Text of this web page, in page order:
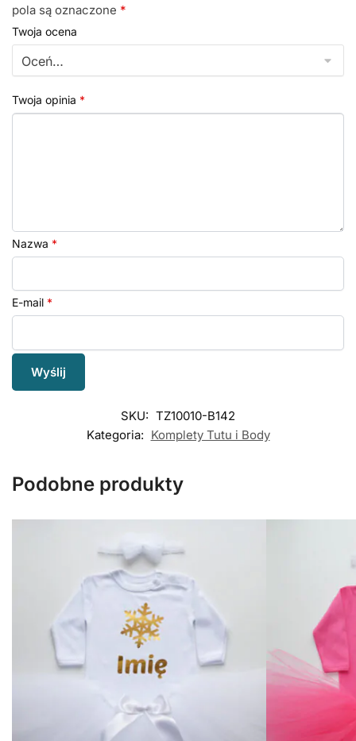
pola są oznaczone *
Twoja ocena
Twoja opinia *
Nazwa *
E-mail *
SKU: TZ10010-B142
Kategoria: Komplety Tutu i Body
Podobne produkty